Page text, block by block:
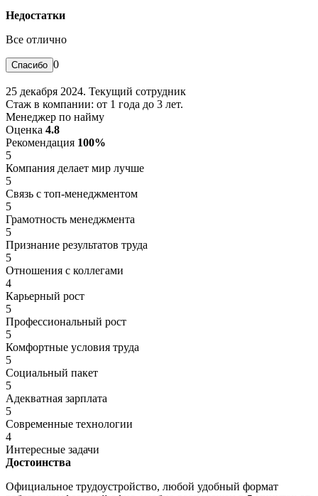
Недостатки
Все отлично
0
25 декабря 2024. Текущий сотрудник
Стаж в компании: от 1 года до 3 лет.
Менеджер по найму
Оценка 4.8
Рекомендация 100%
5
Компания делает мир лучше
5
Связь с топ-менеджментом
5
Грамотность менеджмента
5
Признание результатов труда
5
Отношения с коллегами
4
Карьерный рост
5
Профессиональный рост
5
Комфортные условия труда
5
Социальный пакет
5
Адекватная зарплата
5
Современные технологии
4
Интересные задачи
Достоинства
Официальное трудоустройство, любой удобный формат